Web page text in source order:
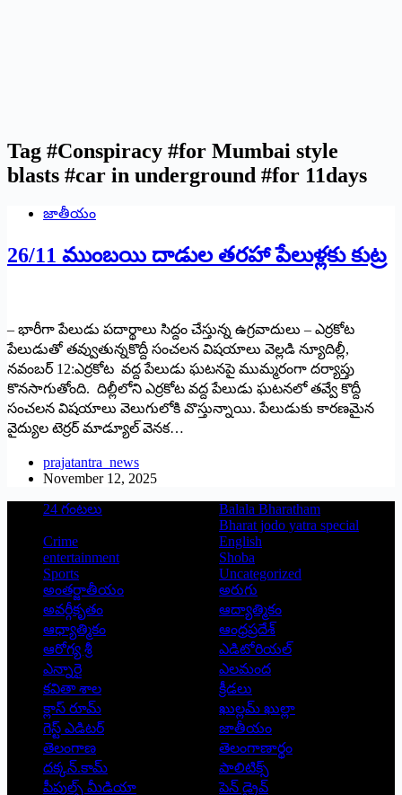
Tag #Conspiracy #for Mumbai style
blasts #car in underground #for 11days
జాతీయం
26/11 ముంబయి దాడుల తరహా పేలుళ్లకు కుట్ర
– భారీగా పేలుడు పదార్థాలు సిద్దం చేస్తున్న ఉగ్రవాదులు – ఎర్రకోట
పేలుడుతో తవ్వుతున్నకొద్దీ సంచ‌ల‌న‌ విషయాలు వెల్లడి న్యూదిల్లీ,
నవంబర్‌ 12:ఎ‌ర్రకోట వద్ద పేలుడు ఘటనపై ముమ్మరంగా దర్యాప్తు
కొనసాగుతోంది. దిల్లీలోని ఎర్రకోట వద్ద పేలుడు ఘటనలో తవ్వే కొద్దీ
సంచలన విషయాలు వెలుగులోకి వొస్తున్నాయి. పేలుడుకు కారణమైన
వైద్యుల టెర్రర్‌ ‌మాడ్యూల్‌ ‌వెనక…
prajatantra_news
November 12, 2025
24 గంటలు
Balala Bharatham
Bharat jodo yatra special
Crime
English
entertainment
Shoba
Sports
Uncategorized
అంతర్జాతీయం
అరుగు
అవర్గీకృతం
ఆద్యాత్మికం
ఆధ్యాత్మికం
ఆంధ్రప్రదేశ్
ఆరోగ్య శ్రీ
ఎడిటోరియల్
ఎన్నారై
ఎలమంద
కవితా శాల
క్రీడలు
క్లాస్ రూమ్
ఖుల్లమ్ ఖుల్లా
గెస్ట్ ఎడిటర్
జాతీయం
తెలంగాణ
తెలంగాణార్థం
దక్కన్.కామ్
పాలిటిక్స్
పీపుల్స్ ‌మీడియా
పెన్ డ్రైవ్